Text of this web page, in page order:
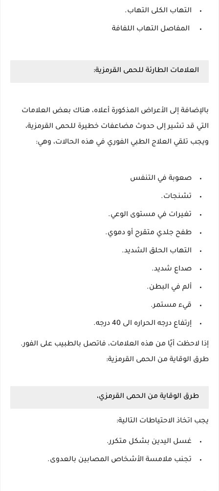
التهاب الكلى التهاب.
المفاصل التهاب اللفافة
العلامات الطارئة للحمى القرمزية:
بالإضافة إلى الأعراض المذكورة أعلاه، هناك بعض العلامات
التي قد تشير إلى حدوث مضاعفات خطيرة للحمى القرمزية،
ويجب تلقي العلاج الطبي الفوري في هذه الحالات، وهي:
صعوبة في التنفس
تشنجات.
تغيرات في مستوى الوعي.
طفح جلدي متقرح أو دموي.
التهاب الحلق الشديد.
صداع شديد.
ألم في البطن.
قيء مستمر.
إرتفاع درجه الحراره الى 40 درجه.
إذا لاحظت أيًا من هذه العلامات، فاتصل بالطبيب على الفور.
طرق الوقاية من الحمى القرمزية:
طرق الوقاية من الحمى القرمزي،
يجب اتخاذ الاحتياطات التالية:
غسل اليدين بشكل متكرر.
تجنب ملامسة الأشخاص المصابين بالعدوى.